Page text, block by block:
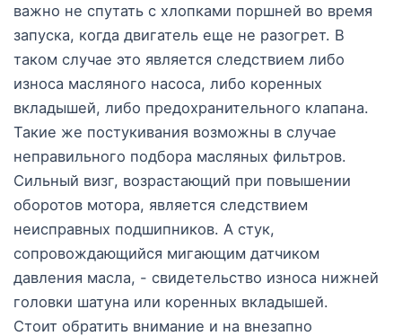
важно не спутать с хлопками поршней во время
запуска, когда двигатель еще не разогрет. В
таком случае это является следствием либо
износа масляного насоса, либо коренных
вкладышей, либо предохранительного клапана.
Такие же постукивания возможны в случае
неправильного подбора масляных фильтров.
Сильный визг, возрастающий при повышении
оборотов мотора, является следствием
неисправных подшипников. А стук,
сопровождающийся мигающим датчиком
давления масла, - свидетельство износа нижней
головки шатуна или коренных вкладышей.
Стоит обратить внимание и на внезапно